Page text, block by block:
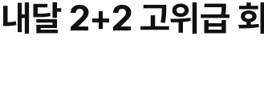
달 2+2 고위급